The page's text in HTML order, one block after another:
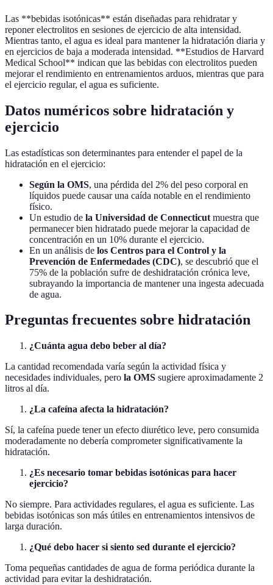
Las **bebidas isotónicas** están diseñadas para rehidratar y
reponer electrolitos en sesiones de ejercicio de alta intensidad.
Mientras tanto, el agua es ideal para mantener la hidratación diaria y
en ejercicios de baja a moderada intensidad. **Estudios de Harvard
Medical School** indican que las bebidas con electrolitos pueden
mejorar el rendimiento en entrenamientos arduos, mientras que para
el ejercicio regular, el agua es suficiente.
Datos numéricos sobre hidratación y
ejercicio
Las estadísticas son determinantes para entender el papel de la
hidratación en el ejercicio:
Según la OMS, una pérdida del 2% del peso corporal en
líquidos puede causar una caída notable en el rendimiento
físico.
Un estudio de la Universidad de Connecticut muestra que
permanecer bien hidratado puede mejorar la capacidad de
concentración en un 10% durante el ejercicio.
En un análisis de los Centros para el Control y la
Prevención de Enfermedades (CDC), se descubrió que el
75% de la población sufre de deshidratación crónica leve,
subrayando la importancia de mantener una ingesta adecuada
de agua.
Preguntas frecuentes sobre hidratación
¿Cuánta agua debo beber al día?
La cantidad recomendada varía según la actividad física y
necesidades individuales, pero la OMS sugiere aproximadamente 2
litros al día.
¿La cafeína afecta la hidratación?
Sí, la cafeína puede tener un efecto diurético leve, pero consumida
moderadamente no debería comprometer significativamente la
hidratación.
¿Es necesario tomar bebidas isotónicas para hacer
ejercicio?
No siempre. Para actividades regulares, el agua es suficiente. Las
bebidas isotónicas son más útiles en entrenamientos intensivos de
larga duración.
¿Qué debo hacer si siento sed durante el ejercicio?
Toma pequeñas cantidades de agua de forma periódica durante la
actividad para evitar la deshidratación.